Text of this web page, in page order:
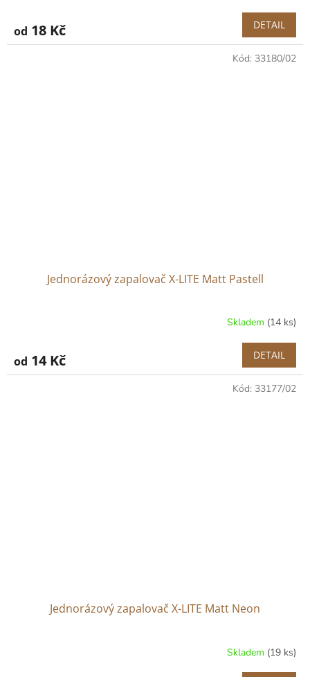
od 18 Kč DETAIL
Jednorázový zapalovač X-LITE Matt Pastell
Skladem (14 ks)
od 14 Kč DETAIL
Kód: 33180/02
Jednorázový zapalovač X-LITE Matt Neon
Skladem (19 ks)
Kód: 33177/02